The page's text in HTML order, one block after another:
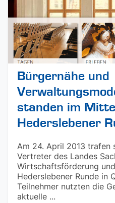
Bürgernähe und
standen im
Hederslebener
Am 24. April 2013 trafen
Vertreter des Landes
Wirtschaftsförderung
Hederslebener Runde
Teilnehmer nutzten die
aktuelle ...